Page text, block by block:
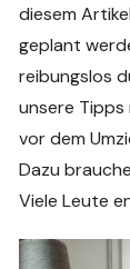
diesem
geplant
reibungslos
unsere
vor dem
Dazu
Viele Leute